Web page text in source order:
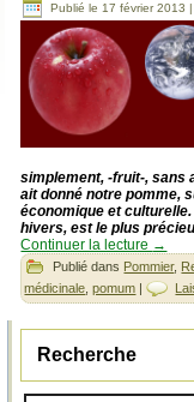
Publié le 17 février 2013 |
simplement, -fruit-, sans
ait donné notre pomme,
économique et
hivers, est le plus
Continuer la lecture →
Publié dans Pommier,
médicinale ,pomum |
Recherche